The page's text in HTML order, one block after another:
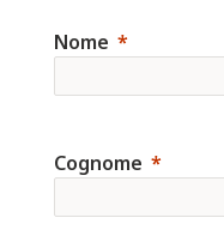
Nome
Cognome